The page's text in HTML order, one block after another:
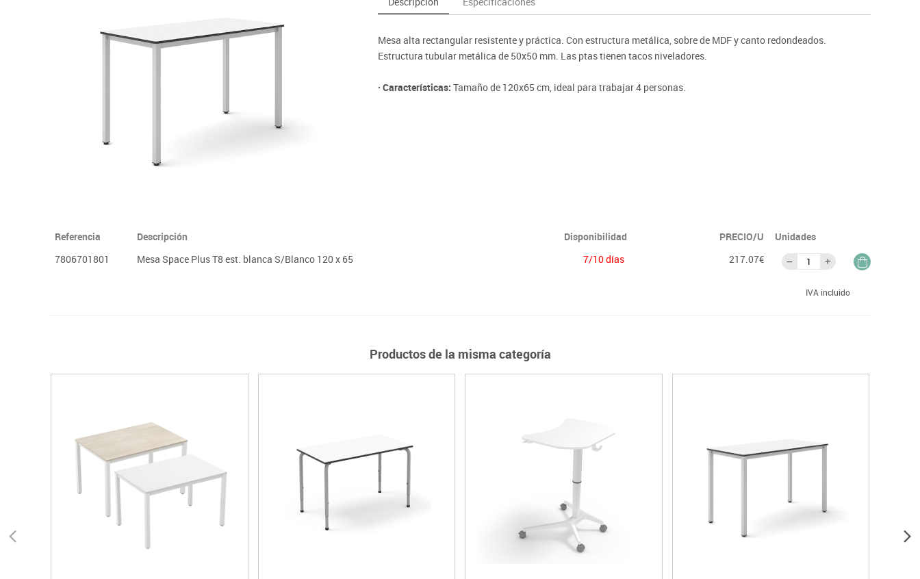
Manualidades
Juegos de mesa
Juegos simbólicos
Sillas, bancos y taburetes
Deportes raqueta
Protección deportiva
Psicomotricidad
Monitores interactivos
Pantallas de proyección
Videoproyección
Mesa alta rectangular resistente y práctica. Con estructura metálica, sobre de MDF y canto redondeados.
Estructura tubular metálica de 50x50 mm. Las ptas tienen tacos niveladores.
· Características: Tamaño de 120x65 cm, ideal para trabajar 4 personas.
Referencia Descripción Disponibilidad PRECIO/U
Unidades
7806701801
Mesa Space Plus T8 est. blanca S/Blanco 120 x 65 7/10 días 217.07€
IVA incluido
Productos de la misma categoría